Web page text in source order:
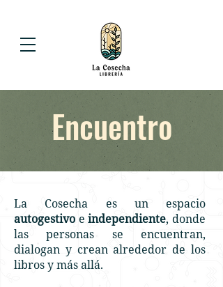
Encuentro
La Cosecha es un espacio
autogestivo eindependiente, donde
las personas se encuentran,
dialogan y crean alrededor de los
libros y más allá.